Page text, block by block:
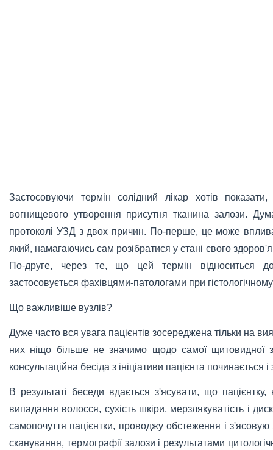
Застосовуючи термін солідний лікар хотів
вогнищевого утворення присутня тканина залози.
протоколі УЗД з двох причин. По-перше, це може
який, намагаючись сам розібратися у стані свого
По-друге, через те, що цей термін відноситься до
застосовується фахівцями-патологами при
Що важливіше вузлів?
Дуже часто вся увага пацієнтів зосереджена тільки на
них ніщо більше не значимо щодо самої щитовидної
консультаційна бесіда з ініціативи пацієнта починається
В результаті беседи вдається з'ясувати, що пацієнтку,
випадання волосся, сухість шкіри, мерзлякуватість і
самопочуття пацієнтки, проводжу обстеження і
сканування, термографії залози і результатами